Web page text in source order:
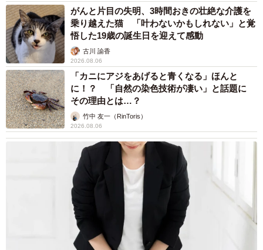
がんと片目の失明、3時間おきの壮絶な介護を
乗り越えた猫 「叶わないかもしれない」と覚
悟した19歳の誕生日を迎えて感動
古川 諭香
2026.08.06
「カニにアジをあげると青くなる」ほんと
に！？ 「自然の染色技術が凄い」と話題に
その理由とは…？
竹中 友一（RinToris）
2026.08.06